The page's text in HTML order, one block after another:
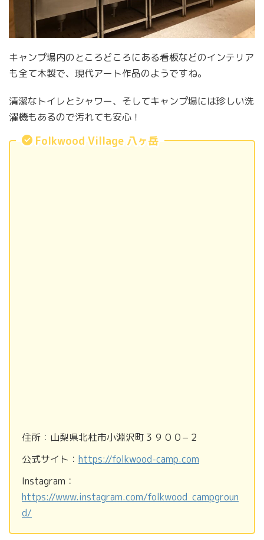
キャンプ場内のところどころにある看板などのインテリア
も全て木製で、現代アート作品のようですね。
清潔なトイレとシャワー、そしてキャンプ場には珍しい洗
濯機もあるので汚れても安心！
Folkwood Village 八ヶ岳
住所：山梨県北杜市小淵沢町３９００−２
公式サイト： https://folkwood-camp.com
Instagram：
https://www.instagram.com/folkwood_campgroun
d/